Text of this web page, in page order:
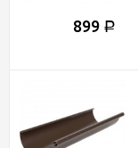
899 Р